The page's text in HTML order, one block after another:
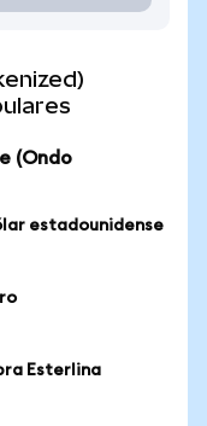
(Ondo
estadounidense
Esterlina